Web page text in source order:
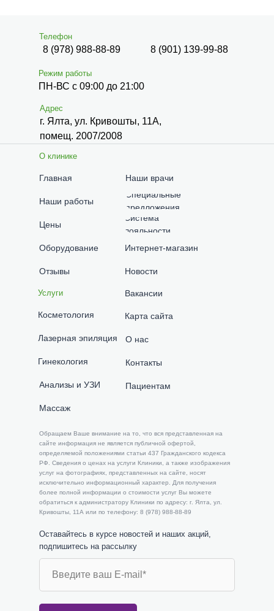
Отзывы
Телефон
Адрес
г. Ялта, ул. Кривошты, 11А,
помещ. 2007/2008
Режим работы
ПН-ВС с 09:00 до 21:00
О клинике
Главная
Наши работы
О нас
Цены
Специальные
предложения
Интернет-магазин
Система
лояльности
Новости
Косметология
Лазерная эпиляция
Массаж
Гинекология
Анализы и УЗИ
Услуги
​​Обращаем Ваше внимание на то, что вся представленная на
сайте информация не является публичной офертой,
определяемой положениями статьи 437 Гражданского кодекса
РФ. Сведения о ценах на услуги Клиники, а также изображения
услуг на фотографиях, представленных на сайте, носят
исключительно информационный характер. Для получения
более полной информации о стоимости услуг Вы можете
обратиться к администратору Клиники по адресу: г. Ялта, ул.
Кривошты, 11А или по телефону: 8 (978) 988-88-89
Оставайтесь в курсе новостей и наших акций,
подпишитесь на рассылку
8 (978) 988-88-89 8 (901) 139-99-88
Оборудование
Наши врачи
Вакансии
Контакты
Карта сайта
Пациентам